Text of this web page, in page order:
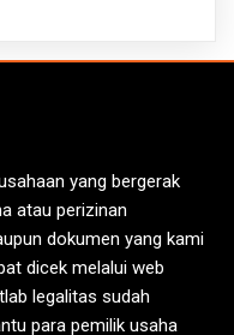
yang bergerak
atau perizinan
dokumen yang kami
dicek melalui web
legalitas sudah
para pemilik usaha